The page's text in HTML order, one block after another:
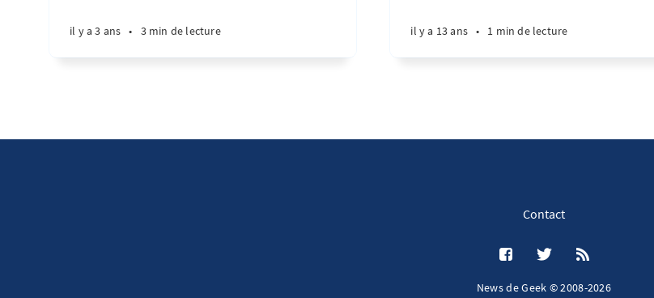
il y a 3 ans • 3 min de lecture il y a 13 ans • 1 min de lecture
Contact
News de Geek © 2008-2026